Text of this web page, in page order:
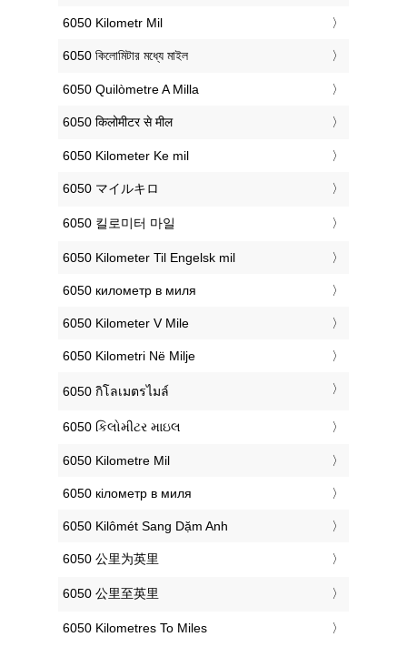
‎6050 Kilometr Mil
‎6050 কিলোমিটার মধ্যে মাইল
‎6050 Quilòmetre A Milla
‎6050 किलोमीटर से मील
‎6050 Kilometer Ke mil
‎6050 マイルキロ
‎6050 킬로미터 마일
‎6050 Kilometer Til Engelsk mil
‎6050 километр в миля
‎6050 Kilometer V Mile
‎6050 Kilometri Në Milje
‎6050 กิโลเมตรไมล์
‎6050 કિલોમીટર માઇલ
‎6050 Kilometre Mil
‎6050 кілометр в миля
‎6050 Kilômét Sang Dặm Anh
‎6050 公里为英里
‎6050 公里至英里
‎6050 Kilometres To Miles